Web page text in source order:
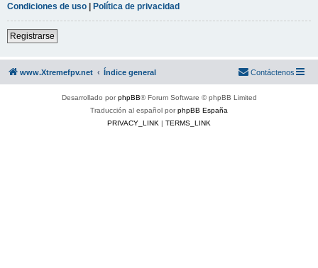
Condiciones de uso | Política de privacidad
Registrarse
www.Xtremefpv.net Índice general Contáctenos
Desarrollado porphpBB® Forum Software © phpBB Limited
Traducción al español porphpBB España
PRIVACY_LINK | TERMS_LINK